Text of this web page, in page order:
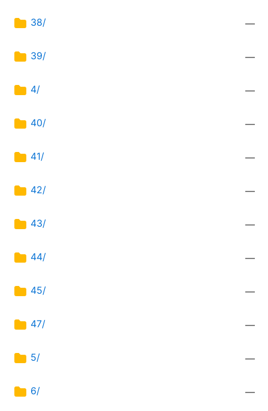
38/ —
39/ —
4/ —
40/ —
41/ —
42/ —
43/ —
44/ —
45/ —
47/ —
5/ —
6/ —